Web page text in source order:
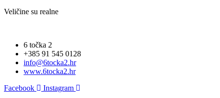
Veličine su realne
6 točka 2
+385 91 545 0128
info@6tocka2.hr
www.6tocka2.hr
Facebook
Instagram